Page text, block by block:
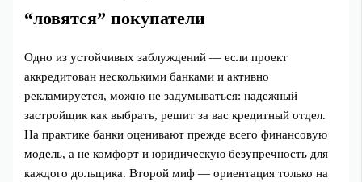
“ловятся” покупатели
Одно из устойчивых заблуждений — если проект
аккредитован несколькими банками и активно
рекламируется, можно не задумываться: надежный
застройщик как выбрать, решит за вас кредитный отдел.
На практике банки оценивают прежде всего финансовую
модель, а не комфорт и юридическую безупречность для
каждого дольщика. Второй миф — ориентация только на